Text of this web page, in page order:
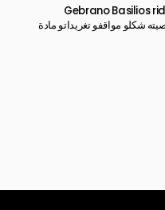
Gebrano Basilios
شكلو مواقفو تغريداتو مادة